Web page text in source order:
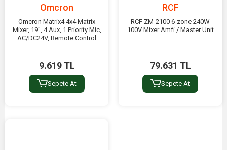
Omcron
Omcron Matrix4 4x4 Matrix
Mixer, 19", 4 Aux, 1 Priority Mic,
AC/DC24V, Remote Control
9.619 TL
Sepete At
RCF
RCF ZM-2100 6-zone 240W
100V Mixer Amfi / Master Unit
79.631 TL
Sepete At